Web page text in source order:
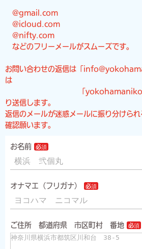
@gmail.com
@icloud.com
@nifty.com
などのフリーメールがスムーズです。
お問い合わせの返信は「
は
「
り送信します。
返信のメールが迷惑メールに振り分けら
確認願います。
お名前
オナマエ（フリガナ）
ご住所 都道府県 市区町村 番地